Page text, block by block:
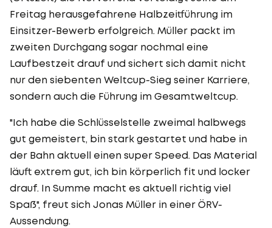
Freitag herausgefahrene Halbzeitführung im
Einsitzer-Bewerb erfolgreich. Müller packt im
zweiten Durchgang sogar nochmal eine
Laufbestzeit drauf und sichert sich damit nicht
nur den siebenten Weltcup-Sieg seiner Karriere,
sondern auch die Führung im Gesamtweltcup.
"Ich habe die Schlüsselstelle zweimal halbwegs
gut gemeistert, bin stark gestartet und habe in
der Bahn aktuell einen super Speed. Das Material
läuft extrem gut, ich bin körperlich fit und locker
drauf. In Summe macht es aktuell richtig viel
Spaß", freut sich Jonas Müller in einer ÖRV-
Aussendung.